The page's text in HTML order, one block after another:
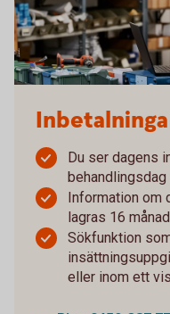
Du ser dagens
behandlingsdag
Information om
lagras 16
Sökfunktion
eller inom ett